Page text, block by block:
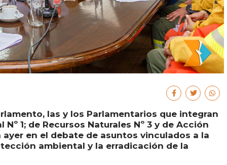
las y los Parlamentarios que integran
1; de Recursos Naturales Nº 3 y de Acción
ayer en el debate de asuntos vinculados a la
ambiental y la erradicación de la